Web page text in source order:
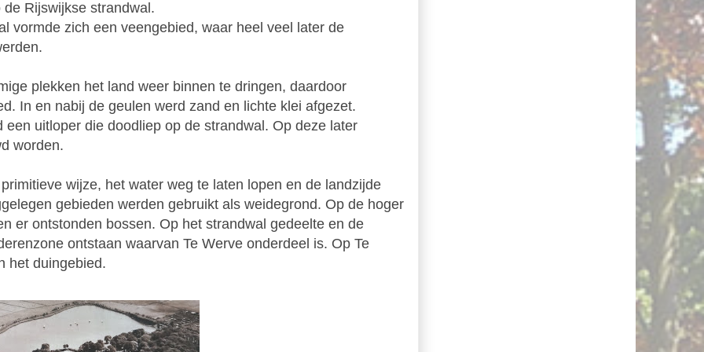
Rijswijkse strandwal.
vormde zich een veengebied, waar heel veel later de
plekken het land weer binnen te dringen, daardoor
In en nabij de geulen werd zand en lichte klei afgezet.
uitloper die doodliep op de strandwal. Op deze later
worden.
wijze, het water weg te laten lopen en de landzijde
gebieden werden gebruikt als weidegrond. Op de hoger
er ontstonden bossen. Op het strandwal gedeelte en de
ontstaan waarvan Te Werve onderdeel is. Op Te
het duingebied.